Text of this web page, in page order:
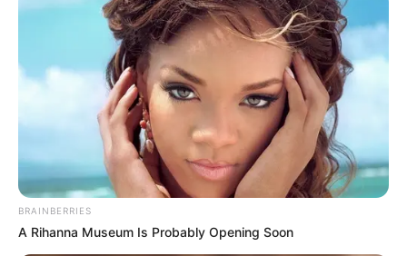
www.meiningen.de
de.wikipedia.org/wiki/Meiningen
Kauf- und Lesetipps:Reiseführer Meiningen
Hotels in Meiningen auf Seiten vonHotelanbietern
BRAINBERRIES
A Rihanna Museum Is Probably Opening Soon